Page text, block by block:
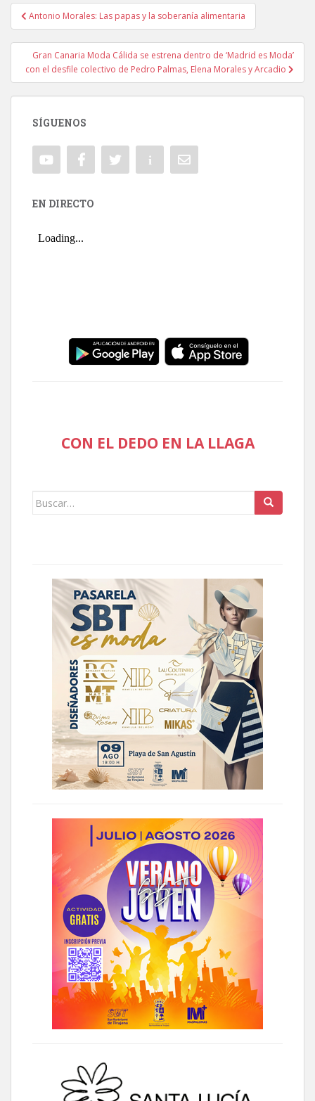
Navegación de entradas
Antonio Morales: Las papas y la soberanía alimentaria
Gran Canaria Moda Cálida se estrena dentro de ‘Madrid es Moda’
con el desfile colectivo de Pedro Palmas, Elena Morales y Arcadio
SÍGUENOS
EN DIRECTO
CON EL DEDO EN LA LLAGA
Buscar: